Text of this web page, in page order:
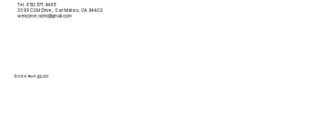
Tel. 650.571.9445
3399 CSM Drive, San Mateo, CA 94402
welcome.ncmc@gmail.com
© 2026 새누리 선교 교회